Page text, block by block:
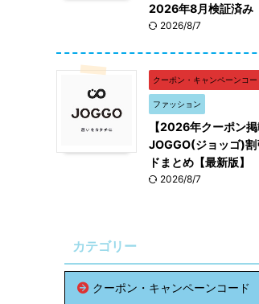
2026年8月検証済み
2026/8/7
クーポン・キャンペーンコー
ファッション
【2026年クーポン掲
JOGGO(ジョッゴ)割
ドまとめ【最新版】
2026/8/7
カテゴリー
クーポン・キャンペーンコード